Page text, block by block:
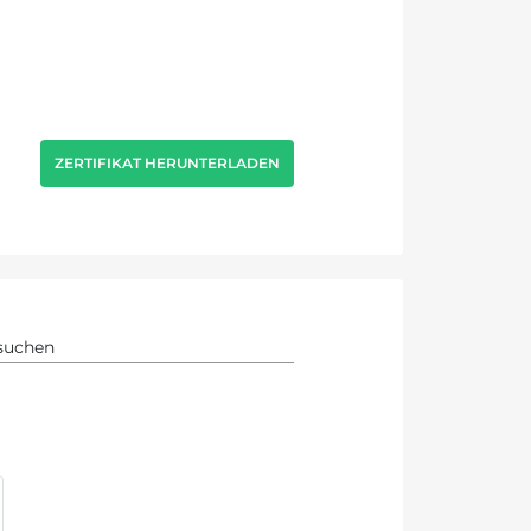
ZERTIFIKAT HERUNTERLADEN